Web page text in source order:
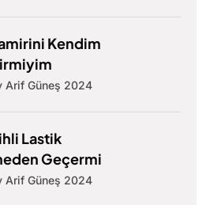
Kendim
Arif Güneş 2024
Lastik
Geçermi
Arif Güneş 2024